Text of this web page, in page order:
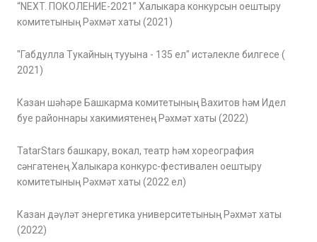
“NEXT. ПОКОЛЕНИЕ-2021” Халыкара конкурсын оештыру
комитетының Рәхмәт хаты (2021)
"Габдулла Тукайның тууына - 135 ел" истәлекле билгесе (
2021)
Казан шәһәре Башкарма комитетының Вахитов һәм Идел
буе районнары хакимиятенең Рәхмәт хаты (2022)
TatarStars башкару, вокал, театр һәм хореография
сәнгатенең Халыкара конкурс-фестивален оештыру
комитетының Рәхмәт хаты (2022 ел)
Казан дәүләт энергетика университетының Рәхмәт хаты
(2022)